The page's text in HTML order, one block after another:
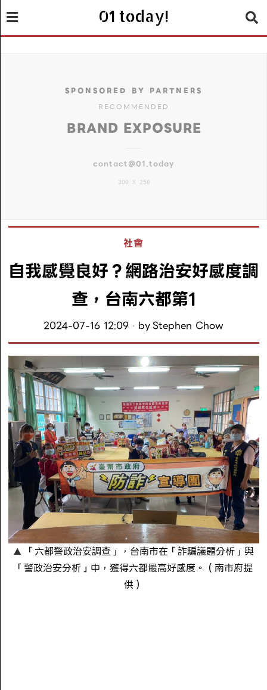
01 today!
SPONSORED BY PARTNERS
RECOMMENDED
BRAND EXPOSURE
contact@01.today
300 X 250
社會
自我感覺良好？網路治安好感度調
查，台南六都第1
2024-07-16 12:09 byStephen Chow
「六都警政治安調查」，台南市在「詐騙議題分析」與
「警政治安分析」中，獲得六都最高好感度。（南市府提
供）